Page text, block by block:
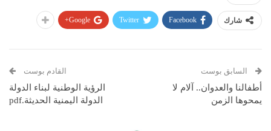
شارك Facebook
Twitter
Google+
السابق بوست
أطفالنا والعدوان.. آلام لا
يمحوها الزمن
القادم بوست
الرؤية الوطنية لبناء الدولة
الدولة اليمنية الحديثة.pdf